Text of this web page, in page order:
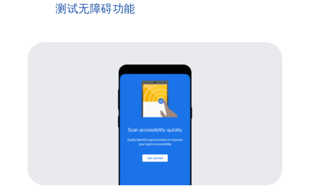
测试无障碍功能